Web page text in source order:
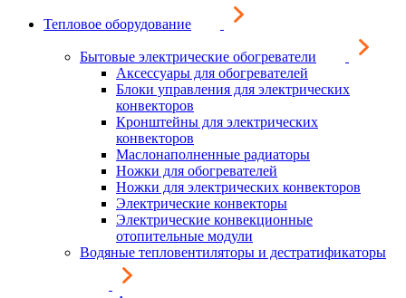
Тепловое оборудование
Бытовые электрические обогреватели
Аксессуары для обогревателей
Блоки управления для электрических
конвекторов
Кронштейны для электрических
конвекторов
Маслонаполненные радиаторы
Ножки для обогревателей
Ножки для электрических конвекторов
Электрические конвекторы
Электрические конвекционные
отопительные модули
Водяные тепловентиляторы и дестратификаторы